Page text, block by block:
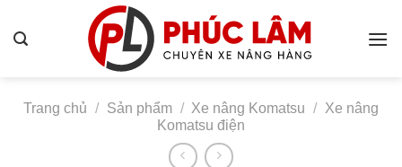
qua
Trang chủ / Sản phẩm / Xe nâng Komatsu / Xe nâng
Komatsu điện